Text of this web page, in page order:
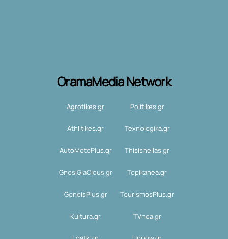
OramaMedia Network
Agrotikes.gr Politikes.gr
Athlitikes.gr Texnologika.gr
AutoMotoPlus.gr Thisishellas.gr
GnosiGiaOlous.gr Topikanea.gr
GoneisPlus.gr TourismosPlus.gr
Kultura.gr TVnea.gr